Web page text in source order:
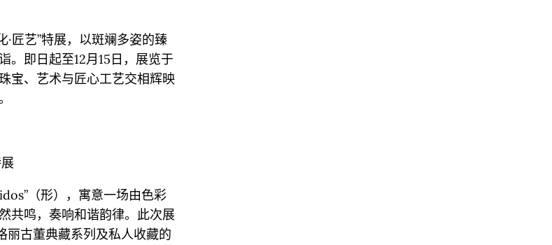
·匠艺”特展，以斑斓多姿的臻
。即日起至12月15日，展览于
宝、艺术与匠心工艺交相辉映
（形），寓意一场由色彩
共鸣，奏响和谐韵律。此次展
丽古董典藏系列及私人收藏的